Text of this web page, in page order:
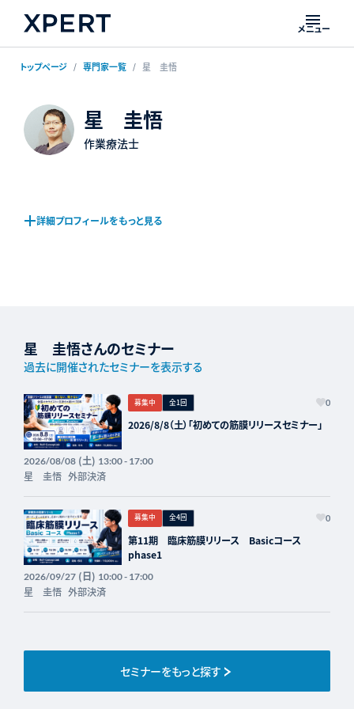
メニュー
トップページ 専門家一覧 星 圭悟
星 圭悟
作業療法士
詳細プロフィールをもっと見る
星 圭悟さんのセミナー
過去に開催されたセミナーを表示する
募集中 全1回 0
2026/8/8（土）「初めての筋膜リリースセミナー」
2026/08/08(土) 13:00 - 17:00
星 圭悟 外部決済
募集中 全4回 0
第11期 臨床筋膜リリース Basicコース
phase1
2026/09/27(日) 10:00 - 17:00
星 圭悟 外部決済
セミナーをもっと探す